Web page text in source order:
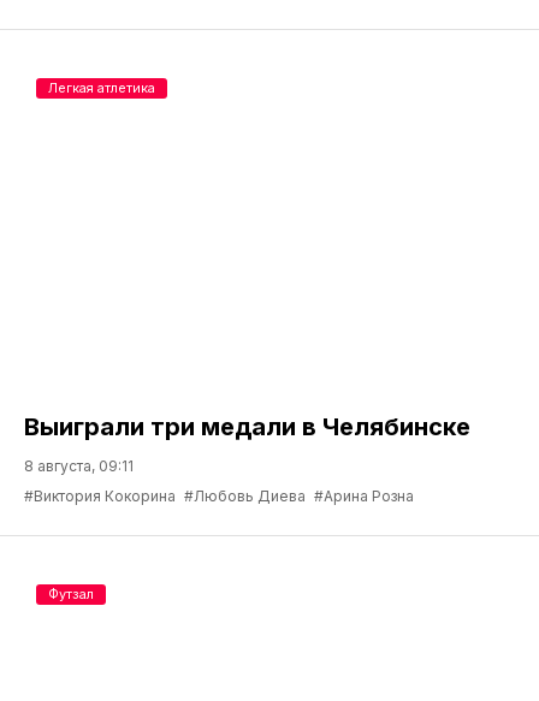
Выиграли три медали в Челябинске
8 августа, 09:11
#Виктория Кокорина #Любовь Диева #Арина Розна
Легкая атлетика
Футзал